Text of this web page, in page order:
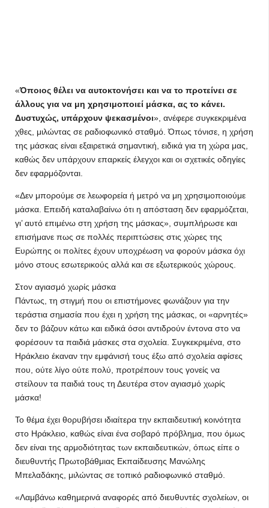
«Όποιος θέλει να αυτοκτονήσει και να το προτείνει σε
άλλους για να μη χρησιμοποιεί μάσκα, ας το κάνει.
Δυστυχώς, υπάρχουν ψεκασμένοι», ανέφερε συγκεκριμένα
χθες, μιλώντας σε ραδιοφωνικό σταθμό. Όπως τόνισε, η χρήση
της μάσκας είναι εξαιρετικά σημαντική, ειδικά για τη χώρα μας,
καθώς δεν υπάρχουν επαρκείς έλεγχοι και οι σχετικές οδηγίες
δεν εφαρμόζονται.
«Δεν μπορούμε σε λεωφορεία ή μετρό να μη χρησιμοποιούμε
μάσκα. Επειδή καταλαβαίνω ότι η απόσταση δεν εφαρμόζεται,
γι’ αυτό επιμένω στη χρήση της μάσκας», συμπλήρωσε και
επισήμανε πως σε πολλές περιπτώσεις στις χώρες της
Ευρώπης οι πολίτες έχουν υποχρέωση να φορούν μάσκα όχι
μόνο στους εσωτερικούς αλλά και σε εξωτερικούς χώρους.
Στον αγιασμό χωρίς μάσκα
Πάντως, τη στιγμή που οι επιστήμονες φωνάζουν για την
τεράστια σημασία που έχει η χρήση της μάσκας, οι «αρνητές»
δεν το βάζουν κάτω και ειδικά όσοι αντιδρούν έντονα στο να
φορέσουν τα παιδιά μάσκες στα σχολεία. Συγκεκριμένα, στο
Ηράκλειο έκαναν την εμφάνισή τους έξω από σχολεία αφίσες
που, ούτε λίγο ούτε πολύ, προτρέπουν τους γονείς να
στείλουν τα παιδιά τους τη Δευτέρα στον αγιασμό χωρίς
μάσκα!
Το θέμα έχει θορυβήσει ιδιαίτερα την εκπαιδευτική κοινότητα
στο Ηράκλειο, καθώς είναι ένα σοβαρό πρόβλημα, που όμως
δεν είναι της αρμοδιότητας των εκπαιδευτικών, όπως είπε ο
διευθυντής Πρωτοβάθμιας Εκπαίδευσης Μανώλης
Μπελαδάκης, μιλώντας σε τοπικό ραδιοφωνικό σταθμό.
«Λαμβάνω καθημερινά αναφορές από διευθυντές σχολείων, οι